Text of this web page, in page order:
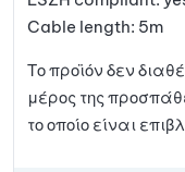
Cable length: 5m
Το προϊόν δεν
μέρος της
το οποίο είναι